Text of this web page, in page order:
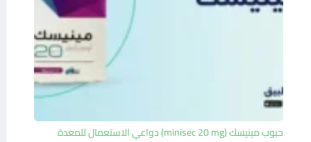
حبوب مينيسك (minisec 20 mg) دواعي الاستعمال للمعدة